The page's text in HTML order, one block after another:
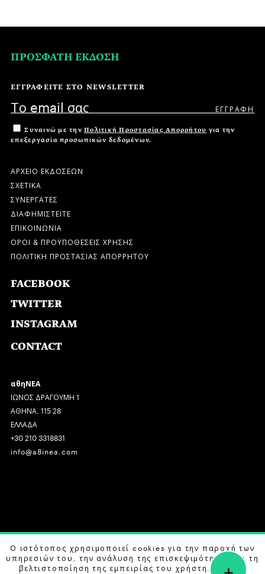
ΠΡΟΣΦΑΤΗ ΕΚΔΟΣΗ
ΕΓΓΡΑΦΕΙΤΕ ΣΤΟ NEWSLETTER
Συναινώ με την Πολιτική Προστασίας Απορρήτου για την
επεξεργασία προσωπικών δεδομένων.
ΑΡΧΕΙΟ ΕΚΔΟΣΕΩΝ
ΣΧΕΤΙΚΑ
ΣΥΝΕΡΓΑΤΕΣ
ΔΙΑΦΗΜΙΣΤΕΙΤΕ
ΕΠΙΚΟΙΝΩΝΙΑ
ΟΡΟΙ & ΠΡΟΫΠΟΘΕΣΕΙΣ ΧΡΗΣΗΣ
ΠΟΛΙΤΙΚΗ ΠΡΟΣΤΑΣΙΑΣ ΑΠΟΡΡΗΤΟΥ
FACEBOOK
TWITTER
INSTAGRAM
CONTACT
αθηΝΕΑ
ΙΩΝΟΣ ΔΡΑΓΟΥΜΗ 1
ΑΘΗΝΑ, 115 28
ΕΛΛΑΔΑ
+30 210 3318831
info@a8inea.com
COPYRIGHT © 2026 αθηΝΕΑ, ALL RIGHTS RESERVED.
DESIGN BY G DESIGN STUDIO. DEVELOPED BYB LABS
Ο ιστότοπος χρησιμοποιεί cookies για την παροχή των
υπηρεσιών του, την ανάλυση της επισκεψιμότητας και τη
βελτιστοποίηση της εμπειρίας του χρήστη. Μάθετε